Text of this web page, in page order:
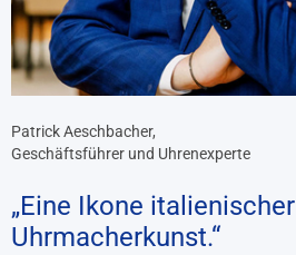
Patrick Aeschbacher,
Geschäftsführer und Uhrenexperte
„Eine Ikone italienischer
Uhrmacherkunst.“